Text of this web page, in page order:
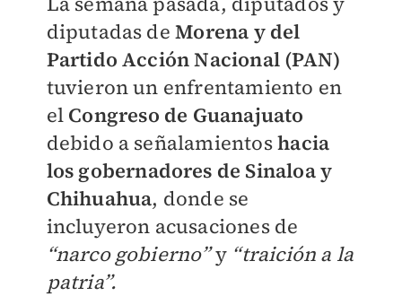
diputadas deMorena y del
Partido Acción Nacional (PAN)
tuvieron un enfrentamiento en
el Congreso de Guanajuato
debido a señalamientoshacia
los gobernadores de Sinaloa y
Chihuahua, donde se
incluyeron acusaciones de
“narco gobierno”y “traición a la
patria”.